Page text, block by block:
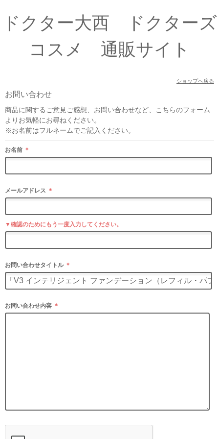
ドクター大西 ドクターズ
コスメ 通販サイト
ショップへ戻る
お問い合わせ
商品に関するご意見ご感想、お問い合わせなど、こちらのフォーム
よりお気軽にお尋ねください。
※お名前はフルネームでご記入ください。
お名前 ＊
メールアドレス ＊
▼確認のためにもう一度入力してください。
お問い合わせタイトル ＊
お問い合わせ内容 ＊